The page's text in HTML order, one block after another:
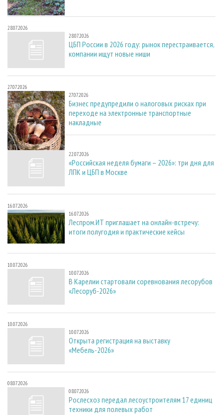
28.07.2026
28.07.2026
ЦБП России в 2026 году: рынок перестраивается,
компании ищут новые ниши
27.07.2026
27.07.2026
Бизнес предупредили о налоговых рисках при
переходе на электронные транспортные
накладные
22.07.2026
22.07.2026
«Российская неделя бумаги – 2026»: три дня для
ЛПК и ЦБП в Москве
16.07.2026
16.07.2026
Леспром.ИТ приглашает на онлайн-встречу:
итоги полугодия и практические кейсы
10.07.2026
10.07.2026
В Карелии стартовали соревнования лесорубов
«Лесоруб-2026»
10.07.2026
10.07.2026
Открыта регистрация на выставку
«Мебель-2026»
08.07.2026
08.07.2026
Рослесхоз передал лесоустроителям 17 единиц
техники для полевых работ